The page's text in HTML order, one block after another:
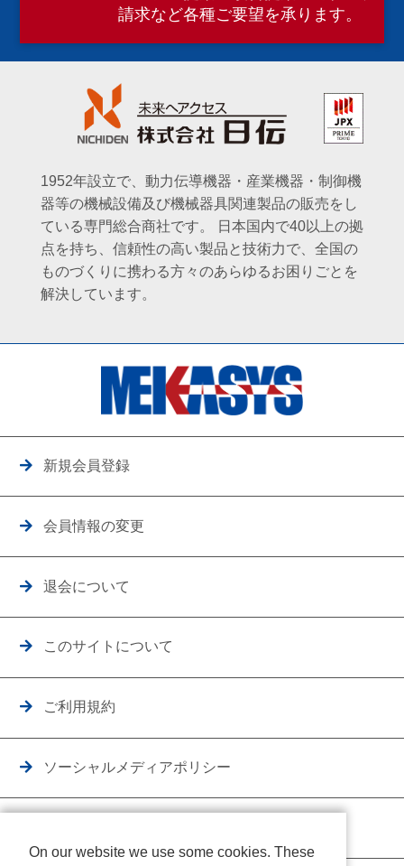
請求など各種ご要望を承ります。
1952年設立で、動力伝導機器・産業機器・制御機
器等の機械設備及び機械器具関連製品の販売をし
ている専門総合商社です。
日本国内で40以上の拠
点を持ち、信頼性の高い製品と技術力で、全国の
ものづくりに携わる方々のあらゆるお困りごとを
解決しています。
新規会員登録
会員情報の変更
退会について
このサイトについて
ご利用規約
ソーシャルメディアポリシー
On our website we use some cookies. These